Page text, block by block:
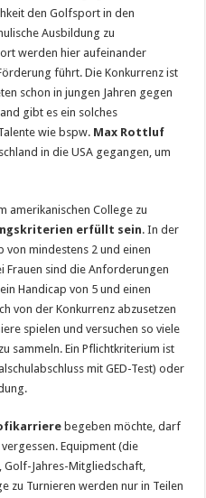
den Golfsport in den
Ausbildung zu
werden hier aufeinander
führt. Die Konkurrenz ist
schon in jungen Jahren gegen
gibt es ein solches
wie bspw. Max Rottluf
in die USA gegangen, um
amerikanischen College zu
erfüllt sein. In der
von mindestens 2 und einen
Frauen sind die Anforderungen
Handicap von 5 und einen
von der Konkurrenz abzusetzen
spielen und versuchen so viele
sammeln. Ein Pflichtkriterium ist
mit GED-Test) oder
begeben möchte, darf
Equipment (die
Golf-Jahres-Mitgliedschaft,
zu Turnieren werden nur in Teilen